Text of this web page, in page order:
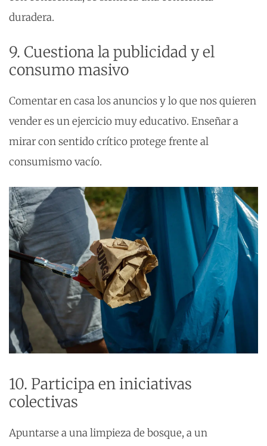
duradera.
9. Cuestiona la publicidad y el
consumo masivo
Comentar en casa los anuncios y lo que nos quieren
vender es un ejercicio muy educativo. Enseñar a
mirar con sentido crítico protege frente al
consumismo vacío.
10. Participa en iniciativas
colectivas
Apuntarse a una limpieza de bosque, a un